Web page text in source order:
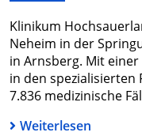
Klinikum
Neheim in der
in Arnsberg. Mit
in den spezialisierten
7.836 medizinische
Weiterlesen